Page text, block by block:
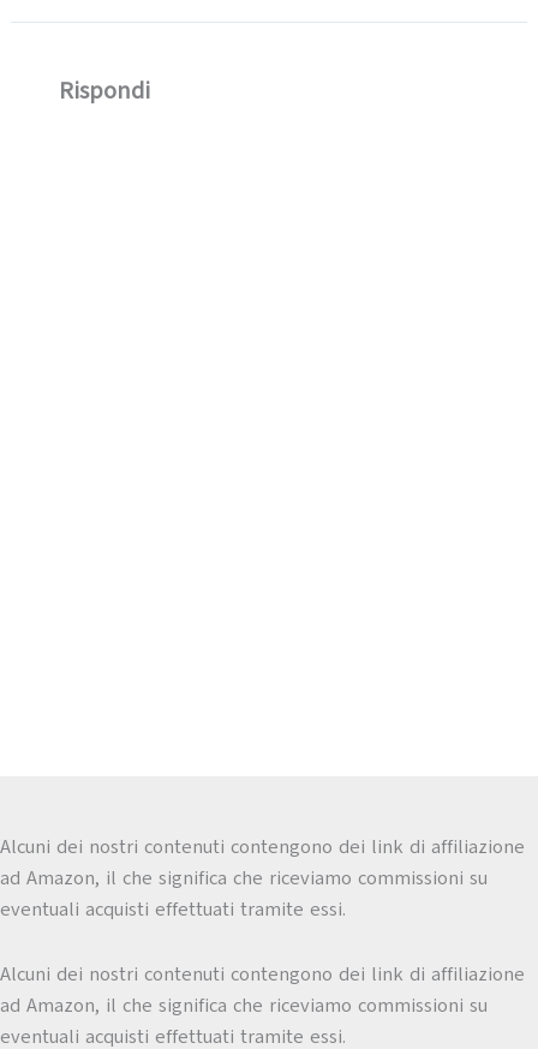
Rispondi
Alcuni dei nostri contenuti contengono dei link di affiliazione
ad Amazon, il che significa che riceviamo commissioni su
eventuali acquisti effettuati tramite essi.
Alcuni dei nostri contenuti contengono dei link di affiliazione
ad Amazon, il che significa che riceviamo commissioni su
eventuali acquisti effettuati tramite essi.